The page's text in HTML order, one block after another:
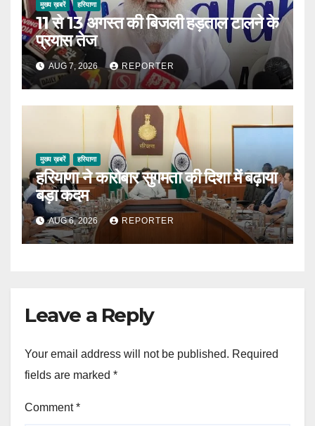
मुख्य ख़बरें हरियाणा
11 से 13 अगस्त की बिजली हड़ताल टालने के
प्रयास तेज
AUG 7, 2026 REPORTER
मुख्य ख़बरें हरियाणा
हरियाणा ने कारोबार सुगमता की दिशा में बढ़ाया
बड़ा कदम
AUG 6, 2026 REPORTER
Leave a Reply
Your email address will not be published. Required
fields are marked *
Comment*